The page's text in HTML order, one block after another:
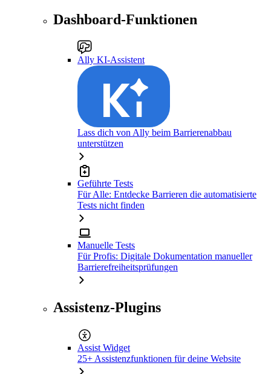
Dashboard-Funktionen
Ally KI-Assistent
Lass dich von Ally beim Barrierenabbau
unterstützen
Geführte Tests
Für Alle: Entdecke Barrieren die automatisierte
Tests nicht finden
Manuelle Tests
Für Profis: Digitale Dokumentation manueller
Barrierefreiheitsprüfungen
Assistenz-Plugins
Assist Widget
25+ Assistenzfunktionen für deine Website